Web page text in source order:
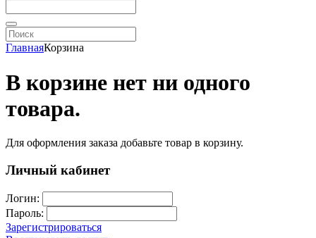
ГлавнаяКорзина
В корзине нет ни одного
товара.
Для оформления заказа добавьте товар в корзину.
Личный кабинет
Логин:
Пароль:
Зарегистрироваться